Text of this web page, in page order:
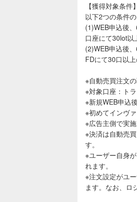
【獲得対象条件】
以下2つの条件
(1)WEB申込後
口座にて30lot以
(2)WEB申込後
FDにて30口以
※自動売買注文
※対象口座：ト
※新規WEB申込
※初めてインヴ
※広告主側で実
※決済は自動売
す。
※ユーザー自身
れます。
※注文設定がユ
ます。なお、ロ